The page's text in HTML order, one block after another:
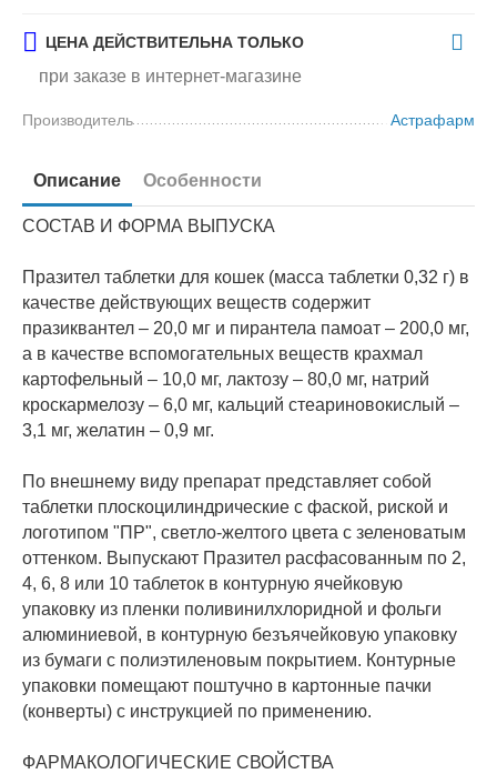
ЦЕНА ДЕЙСТВИТЕЛЬНА ТОЛЬКО
при заказе в интернет-магазине
Производитель Астрафарм
Описание Особенности
СОСТАВ И ФОРМА ВЫПУСКА
Празител таблетки для кошек (масса таблетки 0,32 г) в
качестве действующих веществ содержит
празиквантел – 20,0 мг и пирантела памоат – 200,0 мг,
а в качестве вспомогательных веществ крахмал
картофельный – 10,0 мг, лактозу – 80,0 мг, натрий
кроскармелозу – 6,0 мг, кальций стеариновокислый –
3,1 мг, желатин – 0,9 мг.
По внешнему виду препарат представляет собой
таблетки плоскоцилиндрические с фаской, риской и
логотипом "ПР", светло-желтого цвета с зеленоватым
оттенком. Выпускают Празител расфасованным по 2,
4, 6, 8 или 10 таблеток в контурную ячейковую
упаковку из пленки поливинилхлоридной и фольги
алюминиевой, в контурную безъячейковую упаковку
из бумаги с полиэтиленовым покрытием. Контурные
упаковки помещают поштучно в картонные пачки
(конверты) с инструкцией по применению.
ФАРМАКОЛОГИЧЕСКИЕ СВОЙСТВА